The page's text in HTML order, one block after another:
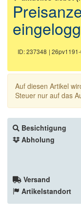
ID: 237348 |
Auf diesen Artikel
Steuer nur auf das
Besichtigung
Abholung
Versand
Artikelstandort